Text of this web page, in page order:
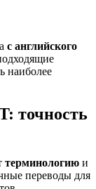
с английского
наиболее
точность
терминологию и
переводы для